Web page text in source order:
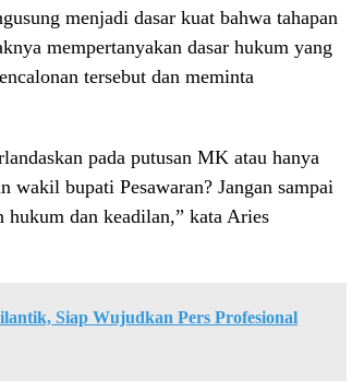
menjadi dasar kuat bahwa tahapan
mempertanyakan dasar hukum yang
tersebut dan meminta
pada putusan MK atau hanya
wakil bupati Pesawaran? Jangan sampai
hukum dan keadilan,” kata Aries
Siap Wujudkan Pers Profesional